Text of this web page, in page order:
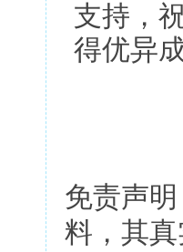
支持，
得优异
免责声
料，其